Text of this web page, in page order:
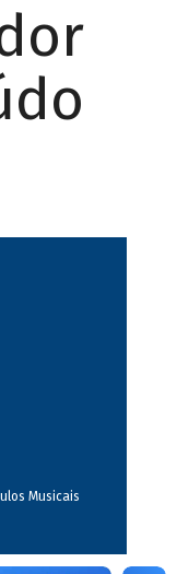
Musicais